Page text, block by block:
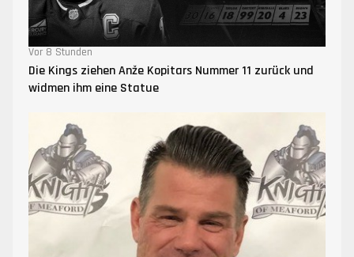
Vor 8 Stunden
Die Kings ziehen Anže Kopitars Nummer 11 zurück und
widmen ihm eine Statue